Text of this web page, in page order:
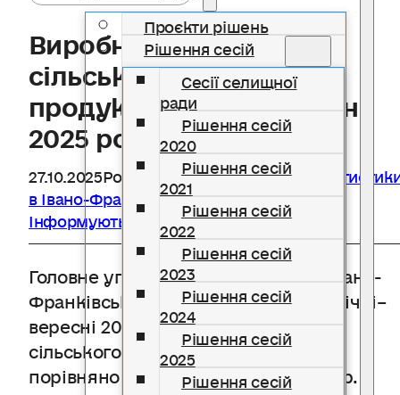
Проєкти рішень
Рішення сесій
Сесії селищної
ради
Рішення сесій
2020
Рішення сесій
2021
Рішення сесій
2022
Рішення сесій
2023
Рішення сесій
2024
Рішення сесій
2025
Рішення сесій
Виробництво
сільськогосподарської
продукції у січні–вересні
2025 року
27.10.2025Розділ Головне управління
в Івано-Франківській області інформує
Інформують державні органи
Головне управління статистики в Івано-
Франківській області інформує. У січні–
вересні 2025р. індекс
сільськогосподарської продукції
порівняно з січнем–вереснем 2024р.